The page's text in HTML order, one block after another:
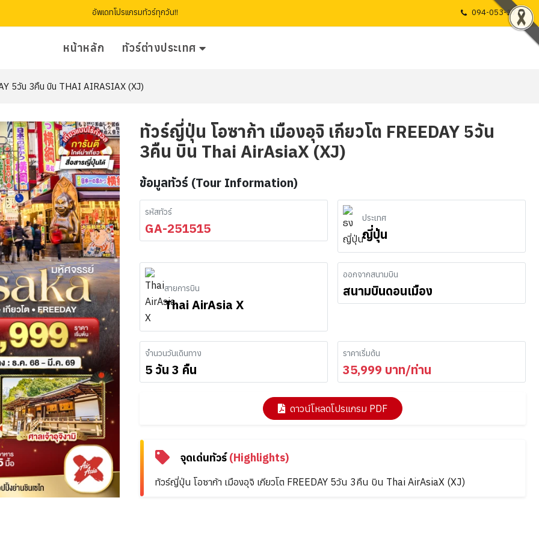
อัพเดทโปรแกรมทัวร์ทุกวัน!! 094-053-1725
หน้าหลัก ทัวร์ต่างประเทศ
5วัน 3คืน บิน THAI AIRASIAX (XJ)
ทัวร์ญี่ปุ่น โอซาก้า เมืองอุจิ เกียวโต FREEDAY 5วัน
3คืน บิน Thai AirAsiaX (XJ)
ข้อมูลทัวร์ (Tour Information)
รหัสทัวร์
GA-251515
ประเทศ
ญี่ปุ่น
สายการบิน
Thai AirAsia X
ออกจากสนามบิน
สนามบินดอนเมือง
จำนวนวันเดินทาง
5 วัน 3 คืน
ราคาเริ่มต้น
35,999 บาท/ท่าน
ดาวน์โหลดโปรแกรม PDF
จุดเด่นทัวร์(Highlights)
ทัวร์ญี่ปุ่น โอซาก้า เมืองอุจิ เกียวโต FREEDAY 5วัน 3คืน บิน Thai AirAsiaX (XJ)